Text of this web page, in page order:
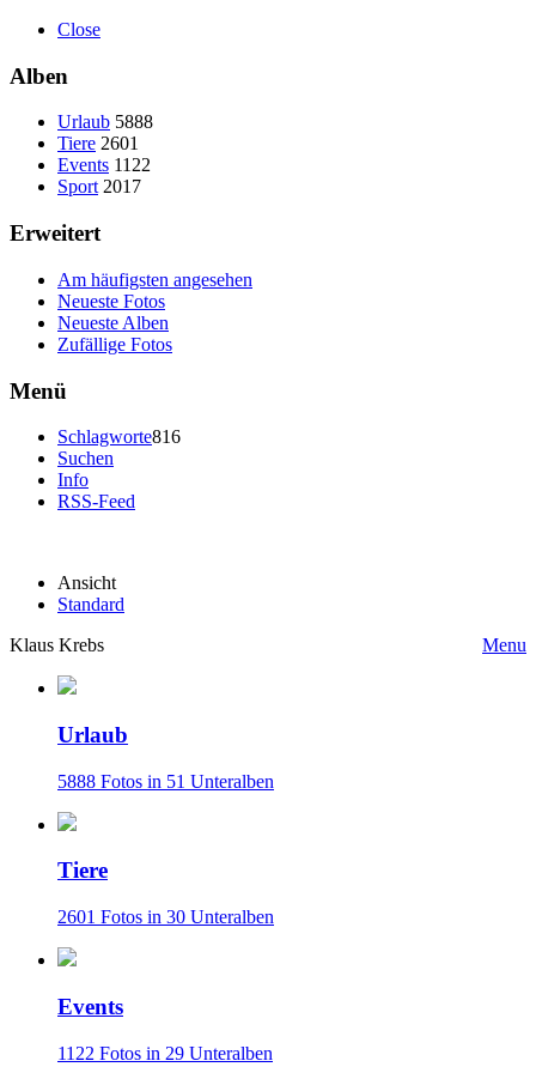
Close
Alben
Urlaub 5888
Tiere 2601
Events 1122
Sport 2017
Erweitert
Am häufigsten angesehen
Neueste Fotos
Neueste Alben
Zufällige Fotos
Menü
Schlagworte816
Suchen
Info
RSS-Feed
Ansicht
Standard
Klaus Krebs
Menu
Urlaub
5888 Fotos in 51 Unteralben
Tiere
2601 Fotos in 30 Unteralben
Events
1122 Fotos in 29 Unteralben